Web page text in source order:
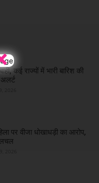
कई राज्यों में भारी बारिश की
पर वीजा धोखाधड़ी का आरोप,